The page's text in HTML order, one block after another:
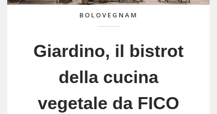
BOLOVEGNAM
Giardino, il bistrot
della cucina
vegetale da FICO